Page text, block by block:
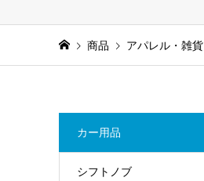
商品 アパレル・雑貨
カー用品
シフトノブ